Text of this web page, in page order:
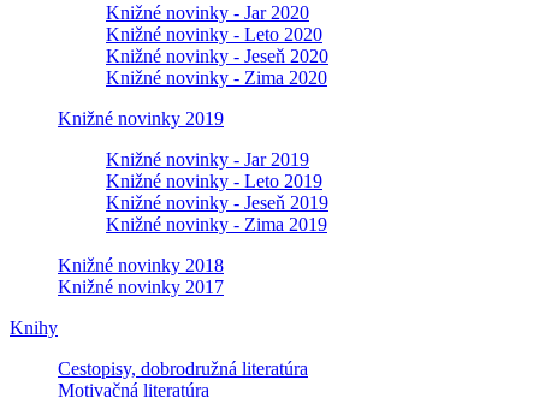
Knižné novinky - Jar 2020
Knižné novinky - Leto 2020
Knižné novinky - Jeseň 2020
Knižné novinky - Zima 2020
Knižné novinky 2019
Knižné novinky - Jar 2019
Knižné novinky - Leto 2019
Knižné novinky - Jeseň 2019
Knižné novinky - Zima 2019
Knižné novinky 2018
Knižné novinky 2017
Knihy
Cestopisy, dobrodružná literatúra
Motivačná literatúra